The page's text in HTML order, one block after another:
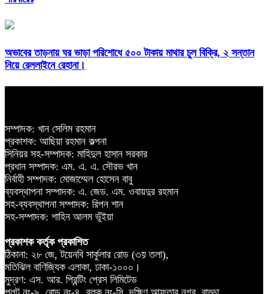
অভাবের তাড়নায় ঘর ভাড়া পরিশোধে ৫০০ টাকায় মাথার চুল বিক্রি, ২ সন্তান
নিয়ে রেললাইনে রেহানা।
সম্পাদক: খান সেলিম রহমান
প্রকাশক: আছিয়া রহমান কল্পনা
সিনিয়র সহ-সম্পাদক: মাহিদুল হাসান সরকার
প্রধান সম্পাদক: এম. এ. এ. সৌরভ খান
নির্বাহী সম্পাদক: মোজাম্মেল হোসেন বাবু
ব্যবস্থাপনা সম্পাদক: এ. জেড. এম. ওবায়দুর রহমান
সহ-ব্যবস্থাপনা সম্পাদক: রিপন শান
সহ-সম্পাদক: শাহিন আলম ভূঁইয়া
প্রকাশক কর্তৃক প্রকাশিত
ঠিকানা: ২৮ জে, টয়েনবি সার্কুলার রোড (৩য় তলা),
মতিঝিল বাণিজ্যিক এলাকা, ঢাকা-১০০০।
মুদ্রণ: এস. আর. প্রিন্টিং প্রেস লিমিটেড